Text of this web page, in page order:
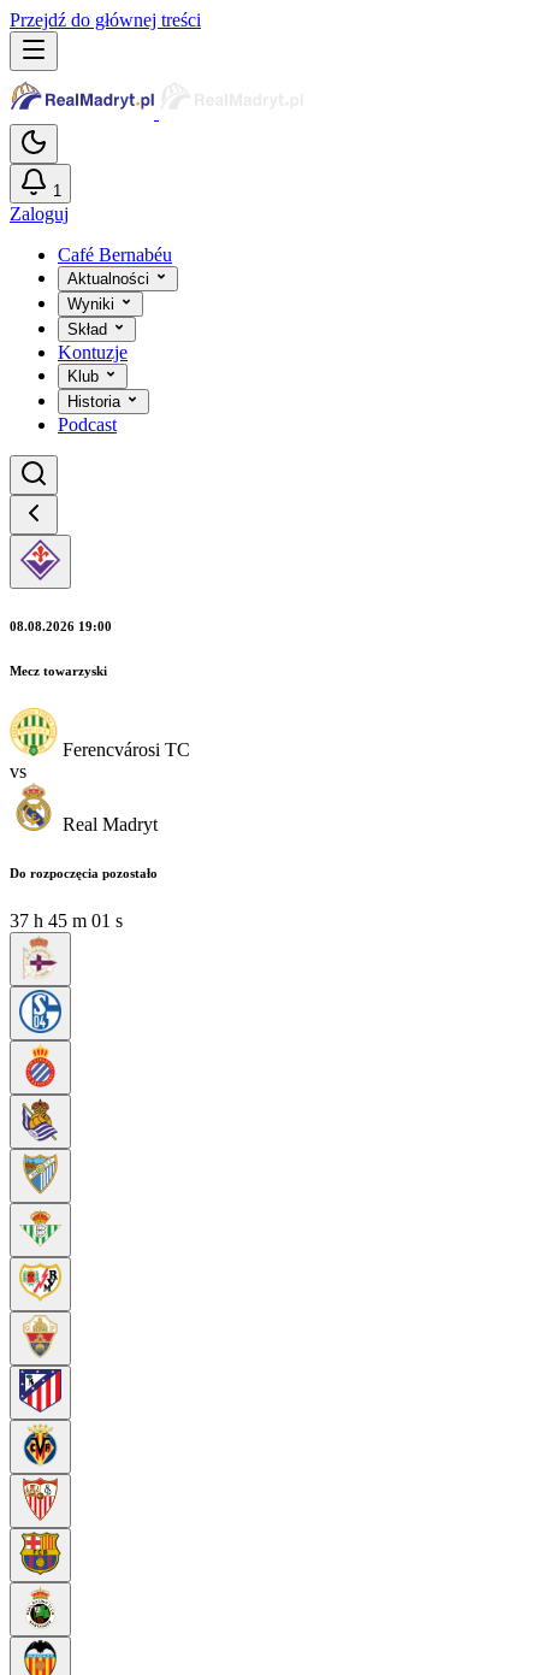
Przejdź do głównej treści
1
Zaloguj
Café Bernabéu
Aktualności
Wyniki
Skład
Kontuzje
Klub
Historia
Podcast
08.08.2026 19:00
Mecz towarzyski
Ferencvárosi TC
vs
Real Madryt
Do rozpoczęcia pozostało
37 h 45 m 00 s